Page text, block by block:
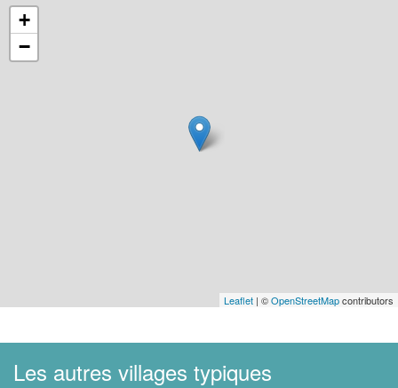
+
−
Leaflet | ©OpenStreetMapcontributors
Les autres villages typiques